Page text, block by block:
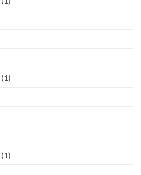
(1)
(1)